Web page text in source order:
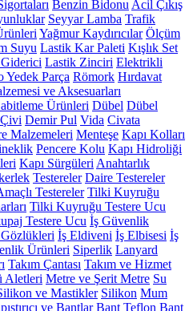
Benzin Bidonu Acil Çıkış
Seyyar Lamba Trafik
Yağmur Kaydırıcılar Ölçüm
Suyu Lastik Kar Paleti Kışlık Set
Lastik Zinciri Elektrikli
Yedek Parça Römork Hırdavat
ve Aksesuarları
Ürünleri Dübel Dübel
Demir Pul Vida Civata
Malzemeleri Menteşe Kapı Kolları
Pencere Kolu Kapı Hidroliği
Kapı Sürgüleri Anahtarlık
Testereler Daire Testereler
Testereler Tilki Kuyruğu
Tilki Kuyruğu Testere Ucu
Testere Ucu İş Güvenlik
İş Eldiveni İş Elbisesi İş
Ürünleri Siperlik Lanyard
Takım Çantası Takım ve Hizmet
Aletleri Metre ve Şerit Metre Su
ve Mastikler Silikon Mum
ve Bantlar Bant Teflon Bant